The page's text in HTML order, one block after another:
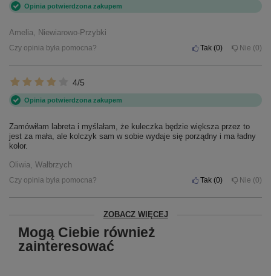
Opinia potwierdzona zakupem
Amelia, Niewiarowo-Przybki
Czy opinia była pomocna? Tak 0 Nie 0
4/5
Opinia potwierdzona zakupem
Zamówiłam labreta i myślałam, że kuleczka będzie większa przez to
jest za mała, ale kolczyk sam w sobie wydaje się porządny i ma ładny
kolor.
Oliwia, Wałbrzych
Czy opinia była pomocna? Tak 0 Nie 0
ZOBACZ WIĘCEJ
Mogą Ciebie również
zainteresować